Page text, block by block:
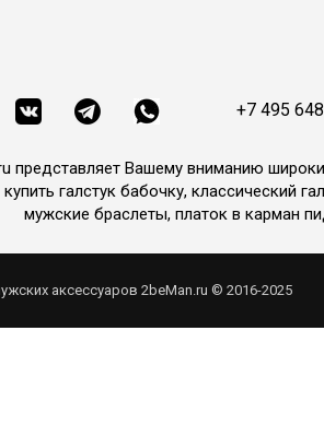
+7 495
представляет Вашему вниманию
галстук бабочку, классический
мужские браслеты, платок в карман
аксессуаров 2beMan.ru © 2016-2025